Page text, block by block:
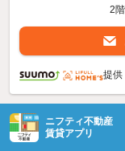
2
提供
ニフティ不動産
賃貸アプリ